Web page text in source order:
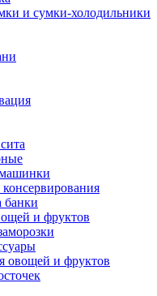
и сумки-холодильники
банки
и фруктов
овощей и фруктов